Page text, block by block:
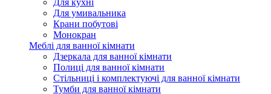
Для кухні
Для умивальника
Крани побутові
Монокран
Меблі для ванної кімнати
Дзеркала для ванної кімнати
Полиці для ванної кімнати
Стільниці і комплектуючі для ванної кімнати
Тумби для ванної кімнати